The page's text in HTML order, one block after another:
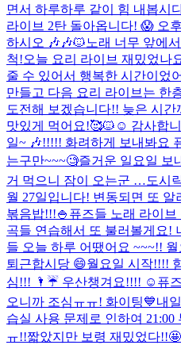
면서 하루하루 같이 힘 내봅시
라이브 2탄 돌아옵니다! 😱 오
하시오 🎶🎶🐱노래 너무 앞에
척!오늘 요리 라이브 재밌었나
줄 수 있어서 행복한 시간이었
만들고 다음 요리 라이브는 한
도전해 보겠습니다!! 늦은 시
맛있게 먹어요!🥰🐱☺️ 감사합
일~ 🎶!!!!! 화려하게 보내봐요
는구만~~~🧐즐거운 일요일 보
거 먹으니 잠이 오는군 …도시
월 27일입니다! 변동되면 또 알
볶음밥!!!🍚 퓨즈들 노래 라이
곡들 연습해서 또 불러볼게요!
들 오늘 하루 어땠어요 ~~~!!
퇴근합시당 😄월요일 시작!!!!
심!!! 🌂☔️ 우산챙겨요!!!! ☺️ 퓨
오니까 조심ㅠㅠ! 화이팅💙내
습실 사용 문제로 인하여
ㅠ!!짧았지만 보령 재밌었다